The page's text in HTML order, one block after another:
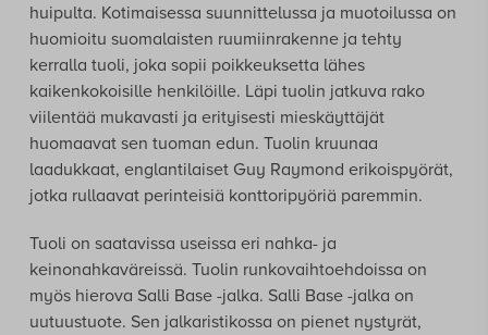
huipulta. Kotimaisessa suunnittelussa ja muotoilussa on
huomioitu suomalaisten ruumiinrakenne ja tehty
kerralla tuoli, joka sopii poikkeuksetta lähes
kaikenkokoisille henkilöille. Läpi tuolin jatkuva rako
viilentää mukavasti ja erityisesti mieskäyttäjät
huomaavat sen tuoman edun. Tuolin kruunaa
laadukkaat, englantilaiset Guy Raymond erikoispyörät,
jotka rullaavat perinteisiä konttoripyöriä paremmin.
Tuoli on saatavissa useissa eri nahka- ja
keinonahkaväreissä. Tuolin runkovaihtoehdoissa on
myös hierova Salli Base -jalka. Salli Base -jalka on
uutuustuote. Sen jalkaristikossa on pienet nystyrät,